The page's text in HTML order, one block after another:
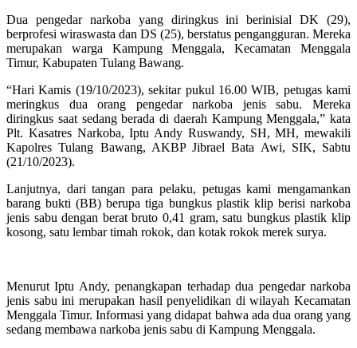
Dua pengedar narkoba yang diringkus ini berinisial DK (29),
berprofesi wiraswasta dan DS (25), berstatus pengangguran. Mereka
merupakan warga Kampung Menggala, Kecamatan Menggala
Timur, Kabupaten Tulang Bawang.
“Hari Kamis (19/10/2023), sekitar pukul 16.00 WIB, petugas kami
meringkus dua orang pengedar narkoba jenis sabu. Mereka
diringkus saat sedang berada di daerah Kampung Menggala,” kata
Plt. Kasatres Narkoba, Iptu Andy Ruswandy, SH, MH, mewakili
Kapolres Tulang Bawang, AKBP Jibrael Bata Awi, SIK, Sabtu
(21/10/2023).
Lanjutnya, dari tangan para pelaku, petugas kami mengamankan
barang bukti (BB) berupa tiga bungkus plastik klip berisi narkoba
jenis sabu dengan berat bruto 0,41 gram, satu bungkus plastik klip
kosong, satu lembar timah rokok, dan kotak rokok merek surya.
Menurut Iptu Andy, penangkapan terhadap dua pengedar narkoba
jenis sabu ini merupakan hasil penyelidikan di wilayah Kecamatan
Menggala Timur. Informasi yang didapat bahwa ada dua orang yang
sedang membawa narkoba jenis sabu di Kampung Menggala.